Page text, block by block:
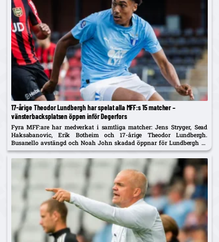
17-årige Theodor Lundbergh har spelat alla MFF:s 15 matcher –
vänsterbacksplatsen öppen inför Degerfors
Fyra MFF:are har medverkat i samtliga matcher: Jens Stryger, Sead
Haksabanovic, Erik Botheim och 17-årige Theodor Lundbergh.
Busanello avstängd och Noah John skadad öppnar för Lundbergh vs
Johan Karlsson om vänsterbacken.